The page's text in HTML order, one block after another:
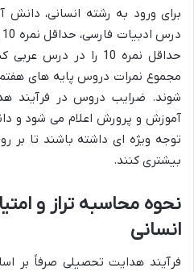
حداقل نمره 10 را در
مجموع نمرات دروس پایه های
شوند. ضرایب دروس در فرآیند
آموزش و پرورش اعلام می شود و
توجه ویژه ای داشته باشند تا بر
بیشتری کنند.
نحوه محاسبه تراز و
انسانی
فرآیند هدایت تحصیلی صرفاً